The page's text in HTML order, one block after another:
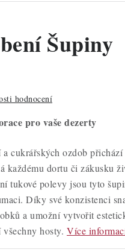
Šupiny
hodnocení
pro vaše dezerty
cukrářských ozdob přichází
každému dortu či zákusku
tukové polevy jsou tyto
Díky své konzistenci
a umožní vytvořit
hosty. Více